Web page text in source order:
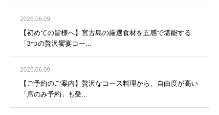
2026.06.09
【初めての皆様へ】宮古島の厳選食材を五感で堪能する
「3つの贅沢饗宴コー...
2026.06.09
【ご予約のご案内】贅沢なコース料理から、自由度が高い
「席のみ予約」も受...